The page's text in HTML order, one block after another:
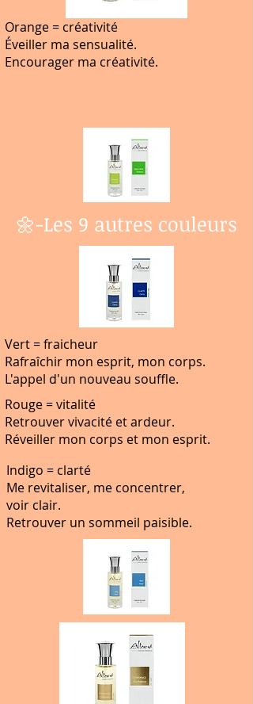
Orange = créativité
Éveiller ma sensualité.
Encourager ma créativité.
🌼-Les 9 autres couleurs
Vert = fraicheur
Rafraîchir mon esprit, mon corps.
L'appel d'un nouveau souffle.
Rouge = vitalité
Retrouver vivacité et ardeur.
Réveiller mon corps et mon esprit.
Indigo = clarté
Me revitaliser, me concentrer,
voir clair.
Retrouver un sommeil paisible.